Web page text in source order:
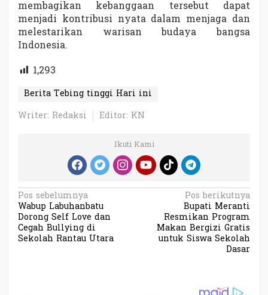
membagikan kebanggaan tersebut dapat
menjadi kontribusi nyata dalam menjaga dan
melestarikan warisan budaya bangsa
Indonesia.
1,293
Berita Tebing tinggi Hari ini
Writer: Redaksi
Editor: KN
Ikuti Kami
N
a
v
Pos sebelumnya
Wabup Labuhanbatu
Dorong Self Love dan
Cegah Bullying di
Sekolah Rantau Utara
Pos berikutnya
Bupati Meranti
Resmikan Program
Makan Bergizi Gratis
untuk Siswa Sekolah
Dasar